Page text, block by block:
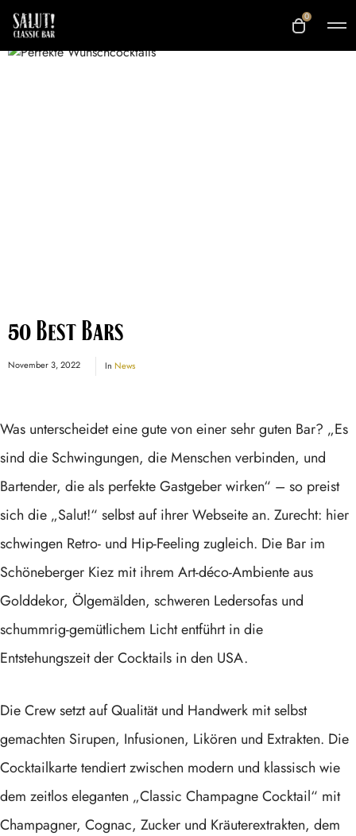
0
50 Best Bars
November 3, 2022 In News
Was unterscheidet eine gute von einer sehr guten Bar? „Es
sind die Schwingungen, die Menschen verbinden, und
Bartender, die als perfekte Gastgeber wirken“ – so preist
sich die „Salut!“ selbst auf ihrer Webseite an. Zurecht: hier
schwingen Retro- und Hip-Feeling zugleich. Die Bar im
Schöneberger Kiez mit ihrem Art-déco-Ambiente aus
Golddekor, Ölgemälden, schweren Ledersofas und
schummrig-gemütlichem Licht entführt in die
Entstehungszeit der Cocktails in den USA.
Die Crew setzt auf Qualität und Handwerk mit selbst
gemachten Sirupen, Infusionen, Likören und Extrakten. Die
Cocktailkarte tendiert zwischen modern und klassisch wie
dem zeitlos eleganten „Classic Champagne Cocktail“ mit
Champagner, Cognac, Zucker und Kräuterextrakten, dem